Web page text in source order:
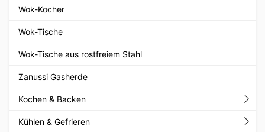
Wok-Kocher
Wok-Tische
Wok-Tische aus rostfreiem Stahl
Zanussi Gasherde
Kochen & Backen
Kühlen & Gefrieren